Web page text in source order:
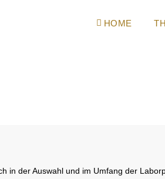
HOME
in der Auswahl und im Umfang der